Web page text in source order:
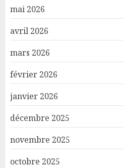
mai 2026
avril 2026
mars 2026
février 2026
janvier 2026
décembre 2025
novembre 2025
octobre 2025